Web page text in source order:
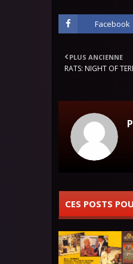
Facebook
PLUS ANCIENNE
RATS: NIGHT OF
CES POSTS